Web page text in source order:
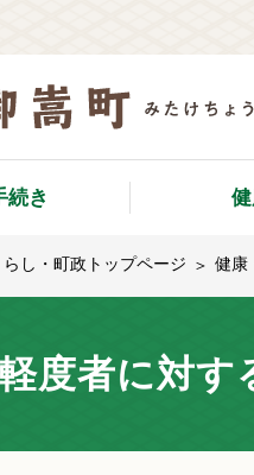
続き
らし・町政トップページ 健康
軽度者に対す